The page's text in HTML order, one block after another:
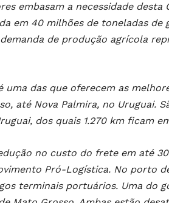
embasam a necessidade desta
em 40 milhões de toneladas de
de produção agrícola
das que oferecem as
até Nova Palmira, no Uruguai.
dos quais 1.270 km ficam
no custo do frete em até
Pró-Logística. No porto
terminais portuários. Uma do